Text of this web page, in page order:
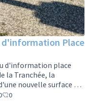
d'information Place
d'information place
la Tranchée, la
nouvelle surface de
posé en avril 2026,
0